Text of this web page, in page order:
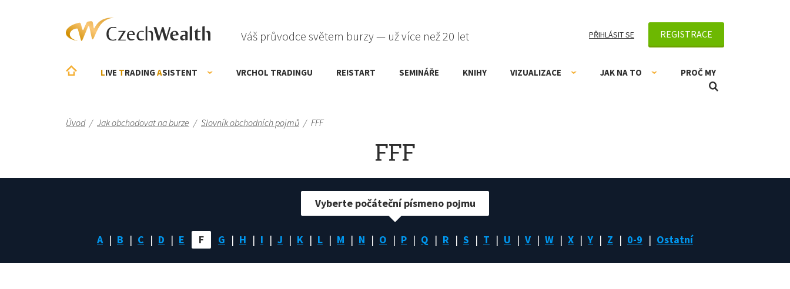
Váš průvodce světem burzy — už více než 20 let PŘIHLÁSIT SE REGISTRACE
LIVE TRADINGASISTENT VRCHOL TRADINGU RE!START SEMINÁŘE KNIHY VIZUALIZACE JAK NA TO PROČ MY
Úvod / Jak obchodovat na burze / Slovník obchodních pojmů / FFF
FFF
A B C D E F G H I J K L M N O P Q R S T U V W X Y Z 0-9 Ostatní
Vyberte počáteční písmeno pojmu